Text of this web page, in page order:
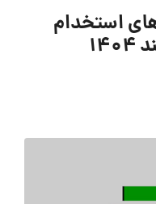
استخدام